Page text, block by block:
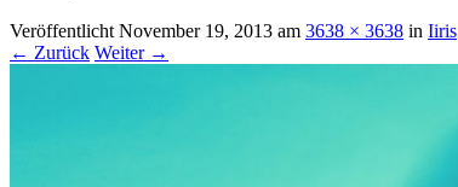
Veröffentlicht November 19, 2013 am 3638 × 3638 in Iiris
← Zurück Weiter →